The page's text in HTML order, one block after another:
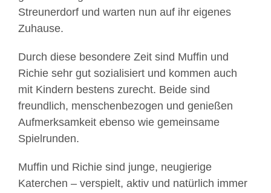
Streunerdorf und warten nun auf ihr eigenes
Zuhause.
Durch diese besondere Zeit sind Muffin und
Richie sehr gut sozialisiert und kommen auch
mit Kindern bestens zurecht. Beide sind
freundlich, menschenbezogen und genießen
Aufmerksamkeit ebenso wie gemeinsame
Spielrunden.
Muffin und Richie sind junge, neugierige
Katerchen – verspielt, aktiv und natürlich immer